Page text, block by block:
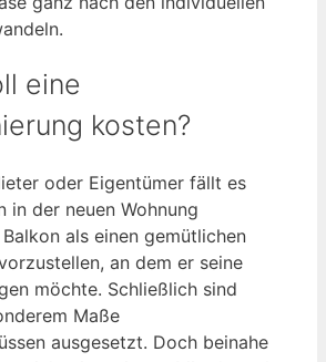
eine
kosten?
oder Eigentümer fällt es
in der neuen Wohnung
als einen gemütlichen
an dem er seine
möchte. Schließlich sind
Maße
ausgesetzt. Doch beinahe